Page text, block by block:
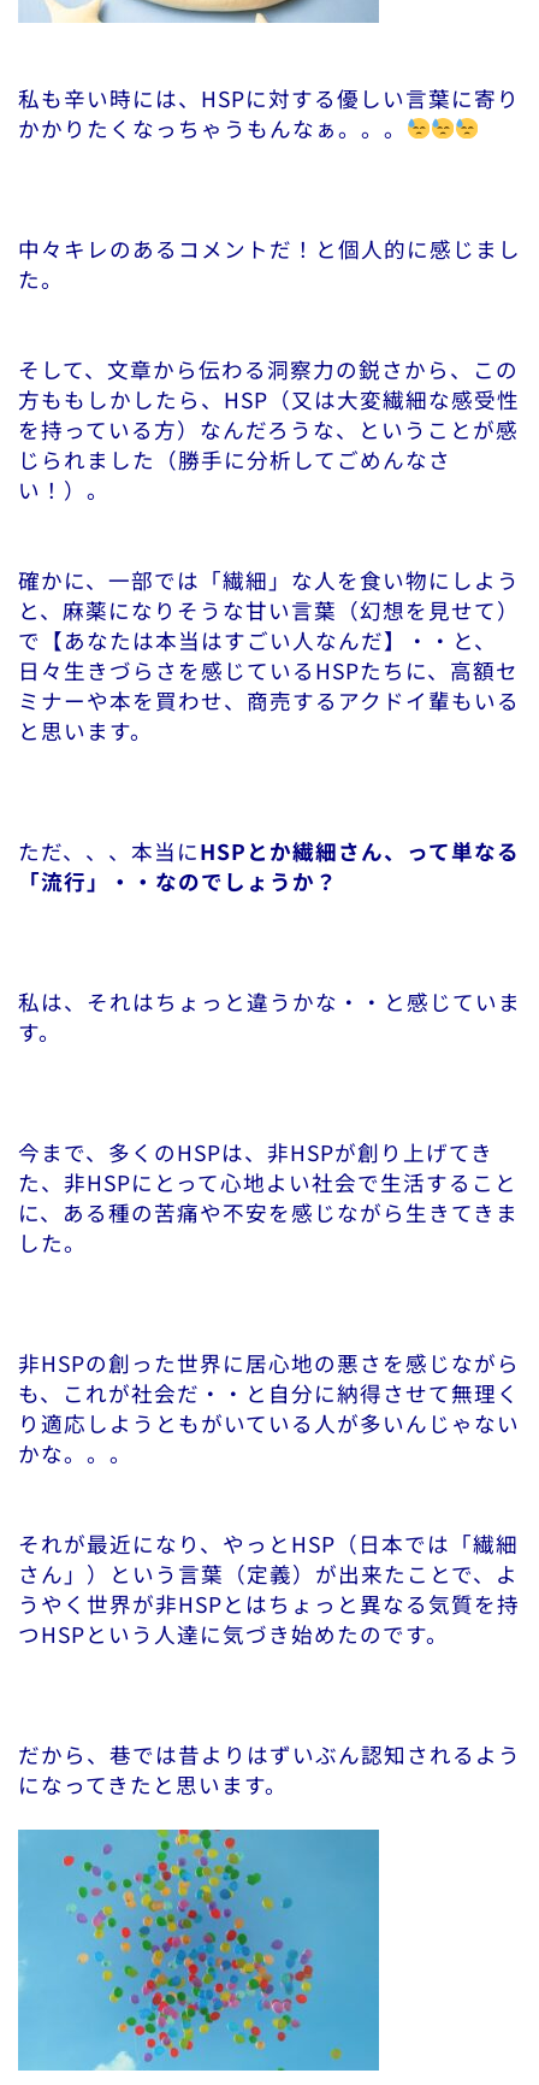
私も辛い時には、HSPに対する優しい言葉に寄り
かかりたくなっちゃうもんなぁ。。。
中々キレのあるコメントだ！と個人的に感じまし
た。
そして、文章から伝わる洞察力の鋭さから、この
方ももしかしたら、HSP（又は大変繊細な感受性
を持っている方）なんだろうな、ということが感
じられました（勝手に分析してごめんなさ
い！）。
確かに、一部では「繊細」な人を食い物にしよう
と、麻薬になりそうな甘い言葉（幻想を見せて）
で【あなたは本当はすごい人なんだ】・・と、
日々生きづらさを感じているHSPたちに、高額セ
ミナーや本を買わせ、商売するアクドイ輩もいる
と思います。
ただ、、、本当にHSPとか繊細さん、って単なる
「流行」・・なのでしょうか？
私は、それはちょっと違うかな・・と感じていま
す。
今まで、多くのHSPは、非HSPが創り上げてき
た、非HSPにとって心地よい社会で生活すること
に、ある種の苦痛や不安を感じながら生きてきま
した。
非HSPの創った世界に居心地の悪さを感じながら
も、これが社会だ・・と自分に納得させて無理く
り適応しようともがいている人が多いんじゃない
かな。。。
それが最近になり、やっとHSP（日本では「繊細
さん」）という言葉（定義）が出来たことで、よ
うやく世界が非HSPとはちょっと異なる気質を持
つHSPという人達に気づき始めたのです。
だから、巷では昔よりはずいぶん認知されるよう
になってきたと思います。